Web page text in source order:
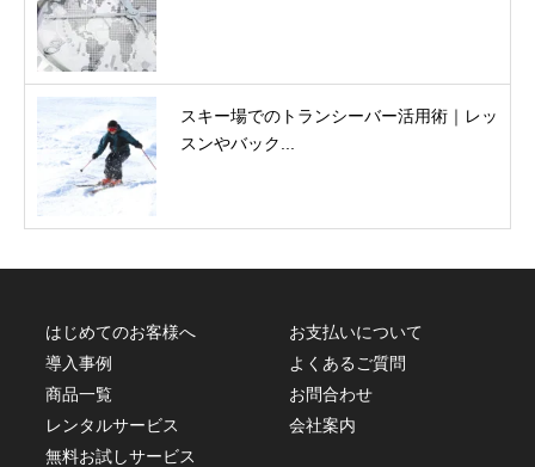
スキー場でのトランシーバー活用術｜レッ
スンやバック...
はじめてのお客様へ
導入事例
商品一覧
レンタルサービス
無料お試しサービス
お支払いについて
よくあるご質問
お問合わせ
会社案内